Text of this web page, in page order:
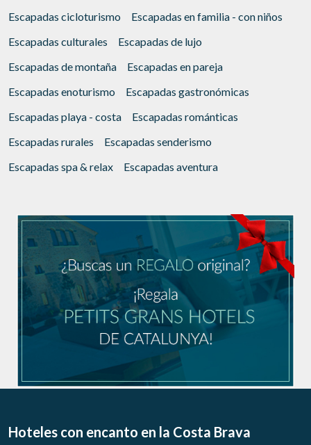
Escapadas cicloturismo
Escapadas en familia - con niños
Escapadas culturales
Escapadas de lujo
Escapadas de montaña
Escapadas en pareja
Escapadas enoturismo
Escapadas gastronómicas
Escapadas playa - costa
Escapadas románticas
Escapadas rurales
Escapadas senderismo
Escapadas spa & relax
Escapadas aventura
Hoteles con encanto en la Costa Brava